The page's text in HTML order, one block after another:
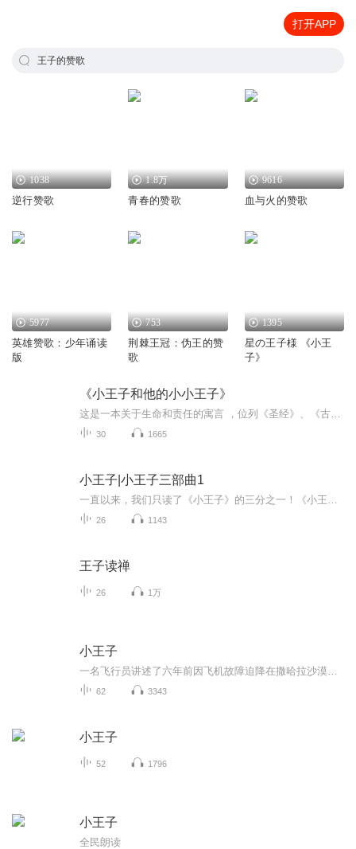
打开APP
王子的赞歌
1038
逆行赞歌
1.8万
青春的赞歌
9616
血与火的赞歌
5977
英雄赞歌：少年诵读
版
753
荆棘王冠：伪王的赞
歌
1395
星の王子様 《小王
子》
《小王子和他的小小王子》
30 1665
小王子|小王子三部曲1
26 1143
王子读禅
26 1万
小王子
62 3343
小王子
52 1796
小王子
全民朗读